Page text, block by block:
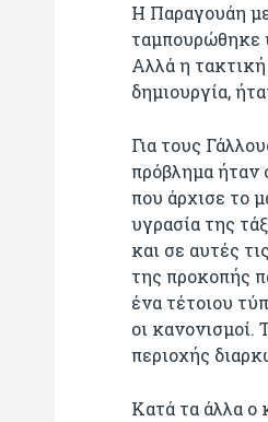
Η Παραγουάη
ταμπουρώθηκε
Αλλά η τακτική
δημιουργία,
Για τους
πρόβλημα ήταν
που άρχισε το
υγρασία της
και σε αυτές
της προκοπής
ένα τέτοιου
οι
περιοχής
Κατά τα άλλα ο